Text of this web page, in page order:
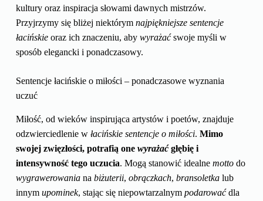
kultury oraz inspiracja słowami dawnych mistrzów.
Przyjrzymy się bliżej niektórym najpiękniejsze sentencje
łacińskieoraz ich znaczeniu, aby wyrażaćswoje myśli w
sposób elegancki i ponadczasowy.
Sentencje łacińskie o miłości – ponadczasowe wyznania
uczuć
Miłość, od wieków inspirująca artystów i poetów, znajduje
odzwierciedlenie w łacińskie sentencje o miłości. Mimo
swojej zwięzłości, potrafią one wyrażaćgłębię i
intensywność tego uczucia. Mogą stanowić idealne mottodo
wygrawerowaniana biżuterii, obrączkach, bransoletkalub
innym upominek, stając się niepowtarzalnym podarowaćdla